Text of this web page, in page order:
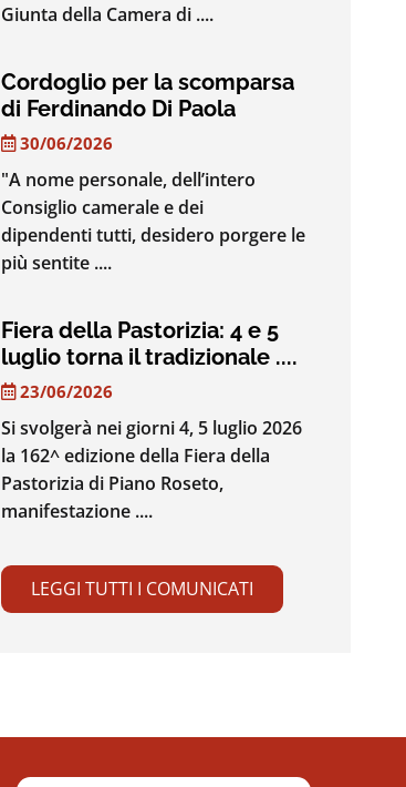
Giunta della Camera di ....
Cordoglio per la scomparsa
di Ferdinando Di Paola
30/06/2026
"A nome personale, dell’intero
Consiglio camerale e dei
dipendenti tutti, desidero porgere le
più sentite ....
Fiera della Pastorizia: 4 e 5
luglio torna il tradizionale ....
23/06/2026
Si svolgerà nei giorni 4, 5 luglio 2026
la 162^ edizione della Fiera della
Pastorizia di Piano Roseto,
manifestazione ....
LEGGI TUTTI I COMUNICATI